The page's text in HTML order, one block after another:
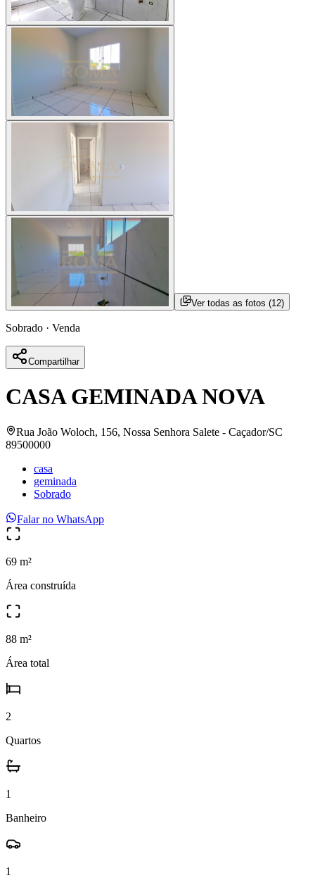
Ver todas as fotos (12)
Sobrado · Venda
Compartilhar
CASA GEMINADA NOVA
Rua João Woloch, 156, Nossa Senhora Salete - Caçador/SC
89500000
casa
geminada
Sobrado
Falar no WhatsApp
69 m²
Área construída
88 m²
Área total
2
Quartos
1
Banheiro
1